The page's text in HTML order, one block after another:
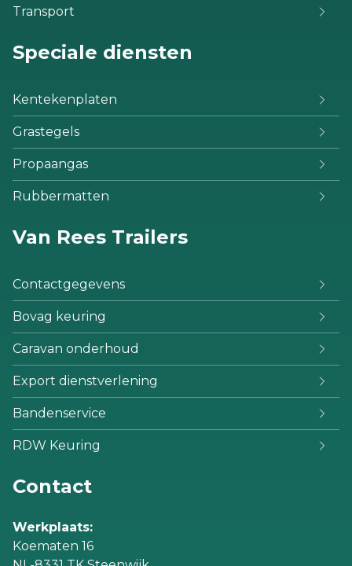
Transport
Speciale diensten
Kentekenplaten
Grastegels
Propaangas
Rubbermatten
Van Rees Trailers
Contactgegevens
Bovag keuring
Caravan onderhoud
Export dienstverlening
Bandenservice
RDW Keuring
Contact
Werkplaats:
Koematen 16